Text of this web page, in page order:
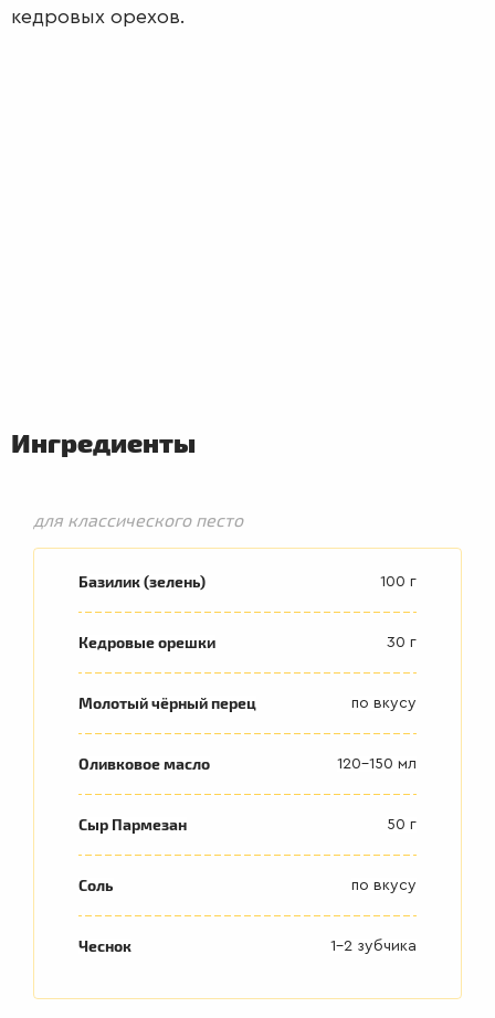
БЛЮДА
кедровых орехов.
Ингредиенты
для классического песто
Базилик (зелень) 100 г
Кедровые орешки 30 г
Молотый чёрный перец по вкусу
Оливковое масло 120-150 мл
Сыр Пармезан 50 г
Соль по вкусу
Чеснок 1-2 зубчика